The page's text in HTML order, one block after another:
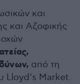
και
και Αζοφικής
από τη
Lloyd’s Market